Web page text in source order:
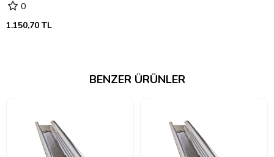
0
1.150,70 TL
BENZER ÜRÜNLER